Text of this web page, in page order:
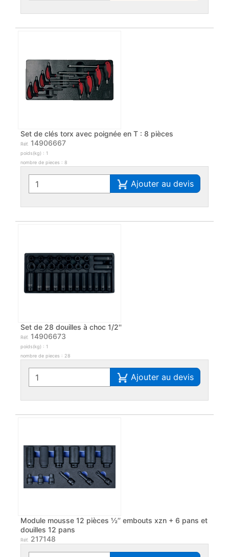
Set de clés torx avec poignée en T : 8 pièces
Réf. 14906667
poids(kg) : 1
nombre de pieces : 8
Ajouter au devis
Set de 28 douilles à choc 1/2''
Réf. 14906673
poids(kg) : 1
nombre de pieces : 28
Ajouter au devis
Module mousse 12 pièces ½’’ embouts xzn + 6 pans et
douilles 12 pans
Réf. 217148